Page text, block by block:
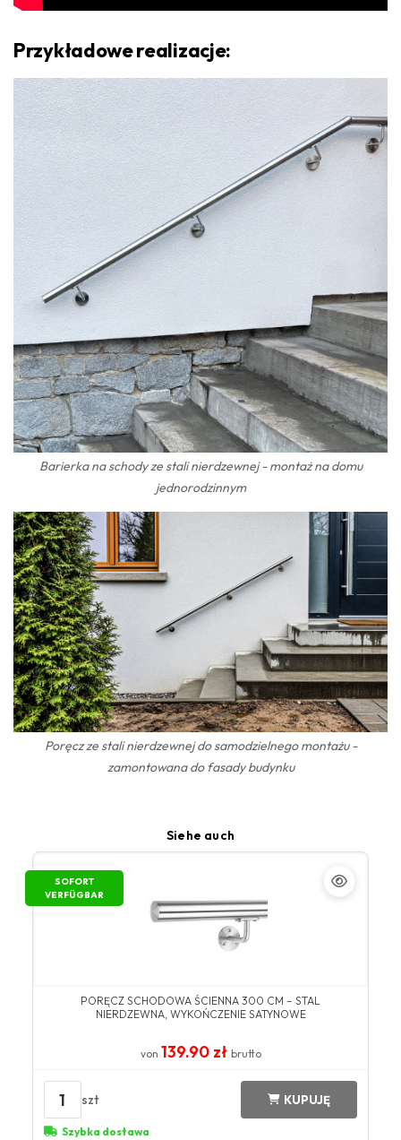
Przykładowe realizacje:
Barierka na schody ze stali nierdzewnej - montaż na domu
jednorodzinnym
Poręcz ze stali nierdzewnej do samodzielnego montażu -
zamontowana do fasady budynku
Siehe auch
SOFORT
VERFÜGBAR
PORĘCZ SCHODOWA ŚCIENNA 300 CM – STAL
NIERDZEWNA, WYKOŃCZENIE SATYNOWE
von 139.90 zł brutto
1 szt KUPUJĘ
Szybka dostawa